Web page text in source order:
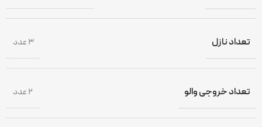
تعداد نازل ۳ عدد
تعداد خروجی والو ۲ عدد